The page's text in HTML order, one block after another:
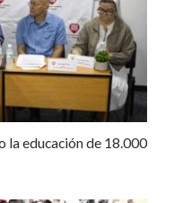
la educación de 18.000